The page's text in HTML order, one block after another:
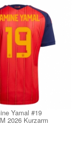
Yamal #19
2026 Kurzarm